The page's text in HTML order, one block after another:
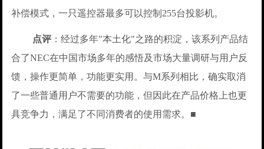
补偿模式，一只遥控器最多可以控制255台投影机。
点评 ：经过多年"本土化"之路的积淀，该系列产品结
合了NEC在中国市场多年的感悟及市场大量调研与用户反
馈，操作更简单，功能更实用。与M系列相比，确实取消
了一些普通用户不需要的功能，但因此在产品价格上也更
具竞争力，满足了不同消费者的使用需求。■